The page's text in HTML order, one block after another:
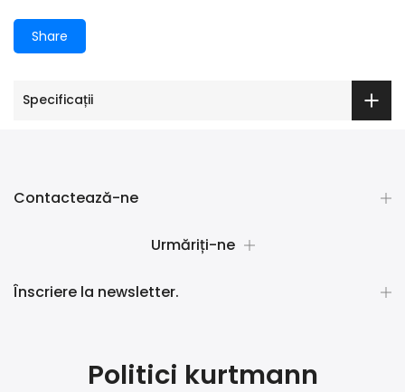
Share
Specificații
Contactează-ne
Urmăriți-ne
Înscriere la newsletter.
Politici kurtmann